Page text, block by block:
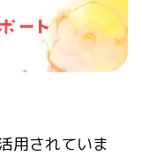
用されていま